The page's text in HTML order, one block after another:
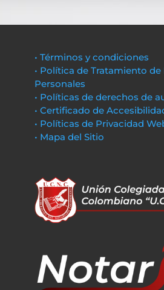
• Términos y condiciones
• Política de Tratamiento de
Personales
• Políticas de derechos de
• Certificado de
• Políticas de Privacidad
• Mapa del Sitio